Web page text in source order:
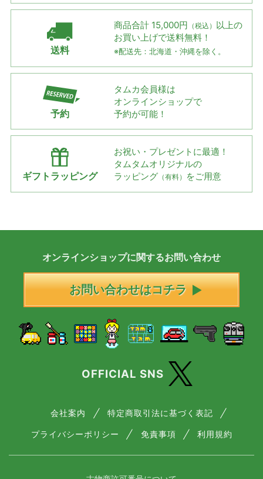
送料
商品合計 15,000円 （税込） 以上の
お買い上げで送料無料！
※配送先：北海道・沖縄を除く。
予約
タムカ会員様は
オンラインショップで
予約が可能！
ギフトラッピング
お祝い・プレゼントに最適！
タムタムオリジナルの
ラッピング （有料） をご用意
オンラインショップに関するお問い合わせ
お問い合わせはコチラ
OFFICIAL SNS
会社案内 特定商取引法に基づく表記
プライバシーポリシー 免責事項 利用規約